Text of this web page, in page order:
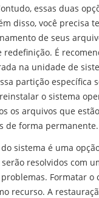
essas duas
disso, você precisa
de seus
redefinição. É
na unidade de
partição específica
o sistema
os arquivos que
de forma permanente.
sistema é uma
resolvidos com
Formatar o
recurso. A